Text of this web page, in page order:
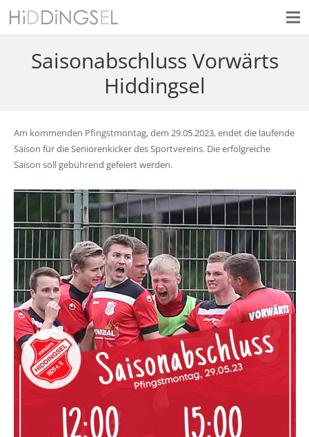
Saisonabschluss Vorwärts
Hiddingsel
Am kommenden Pfingstmontag, dem 29.05.2023, endet die laufende
Saison für die Seniorenkicker des Sportvereins. Die erfolgreiche
Saison soll gebührend gefeiert werden.